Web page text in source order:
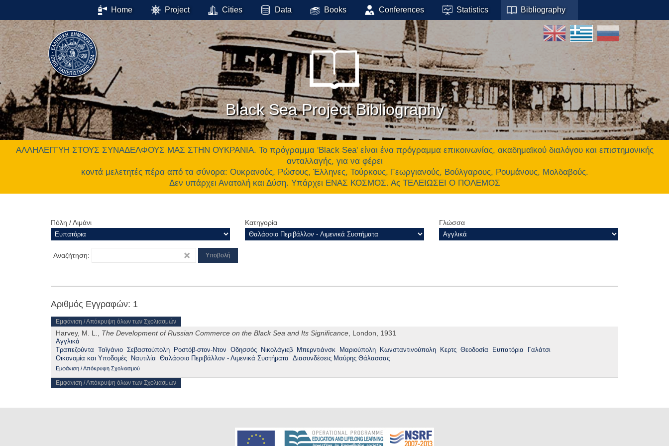
Home Project Cities Data Books Conferences Statistics Bibliography
Black Sea Project Bibliography
ΑΛΛΗΛΕΓΓΥΗ ΣΤΟΥΣ ΣΥΝΑΔΕΛΦΟΥΣ ΜΑΣ ΣΤΗΝ ΟΥΚΡΑΝΙΑ. Το πρόγραμμα 'Black Sea' είναι ένα πρόγραμμα επικοινωνίας, ακαδημαϊκού διαλόγου και επιστημονικής
ανταλλαγής, για να φέρει
κοντά μελετητές πέρα από τα σύνορα: Ουκρανούς, Ρώσους, Έλληνες, Τούρκους, Γεωργιανούς, Βούλγαρους, Ρουμάνους, Μολδαβούς.
Δεν υπάρχει Ανατολή και Δύση. Υπάρχει ΕΝΑΣ ΚΟΣΜΟΣ. Ας ΤΕΛΕΙΩΣΕΙ Ο ΠΟΛΕΜΟΣ
Πόλη / Λιμάνι Κατηγορία Γλώσσα
Αναζήτηση:
Αριθμός Εγγραφών: 1
Εμφάνιση / Απόκρυψη όλων των Σχολιασμών
Harvey, M. L., The Development of Russian Commerce on the Black Sea and Its Significance, London, 1931
Αγγλικά
Τραπεζούντα Ταϊγάνιο Σεβαστούπολη Ροστόβ-στον-Ντον Οδησσός Νικολάγιεβ Μπερντιάνσκ Μαριούπολη Κωνσταντινούπολη Κερτς Θεοδοσία Ευπατόρια
Γαλάτσι
Οικονομία και Υποδομές
Ναυτιλία Θαλάσσιο Περιβάλλον - Λιμενικά Συστήματα Διασυνδέσεις Μαύρης Θάλασσας
Εμφάνιση / Απόκρυψη Σχολιασμού
Εμφάνιση / Απόκρυψη όλων των Σχολιασμών